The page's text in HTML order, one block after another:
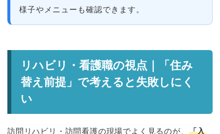
様子やメニューも確認できます。
リハビリ・看護職の視点｜「住み
替え前提」で考えると失敗しにく
い
訪問リハビリ・訪問看護の現場でよく見るのが、 「入